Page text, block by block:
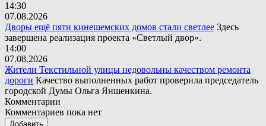
14:30
07.08.2026
Дворы ещё пяти кинешемских домов стали светлее Здесь
завершена реализация проекта «Светлый двор».
14:00
07.08.2026
Жители Текстильной улицы недовольны качеством ремонта
дороги Качество выполненных работ проверила председатель
городской Думы Ольга Яншенкина.
Комментарии
Комментариев пока нет
Добавить